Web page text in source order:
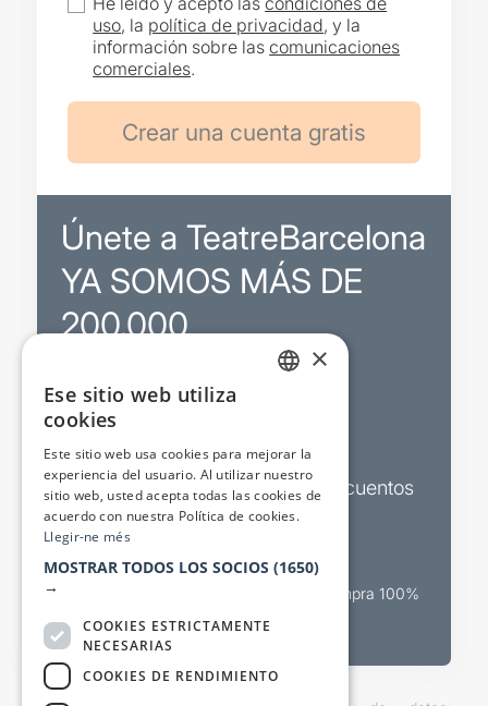
uso, la política de privacidad, y la
información sobre lascomunicaciones
comerciales.
Únete a TeatreBarcelona
YA SOMOS MÁS DE
200.000
Promociones
Boletines de actualidad y descuentos
Valora espectáculos
Canal oficial de venta teatral Compra 100%
×
Ese sitio web utiliza
cookies
Este sitio web usa cookies para mejorar la
experiencia del usuario. Al utilizar nuestro
sitio web, usted acepta todas las cookies de
acuerdo con nuestra Política de cookies.
Llegir-ne més
MOSTRAR TODOS LOS SOCIOS (1650)
→
COOKIES ESTRICTAMENTE
NECESARIAS
COOKIES DE RENDIMIENTO